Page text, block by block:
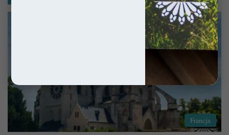
Francja